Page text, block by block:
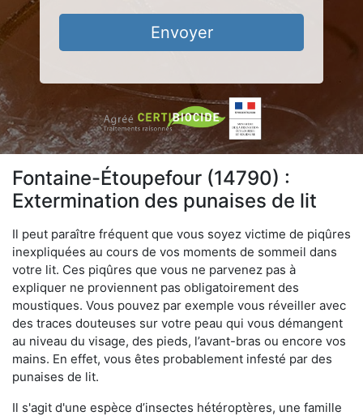
Envoyer
Fontaine-Étoupefour (14790) :
Extermination des punaises de lit
Il peut paraître fréquent que vous soyez victime de piqûres
inexpliquées au cours de vos moments de sommeil dans
votre lit. Ces piqûres que vous ne parvenez pas à
expliquer ne proviennent pas obligatoirement des
moustiques. Vous pouvez par exemple vous réveiller avec
des traces douteuses sur votre peau qui vous démangent
au niveau du visage, des pieds, l’avant-bras ou encore vos
mains. En effet, vous êtes probablement infesté par des
punaises de lit.
Il s'agit d'une espèce d’insectes hétéroptères, une famille